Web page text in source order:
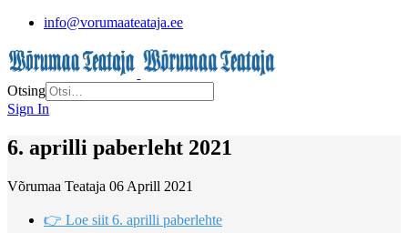
info@vorumaateataja.ee
Otsing
Sign In
6. aprilli paberleht 2021
Võrumaa Teataja 06 Aprill 2021
👉 Loe siit 6. aprilli paberlehte